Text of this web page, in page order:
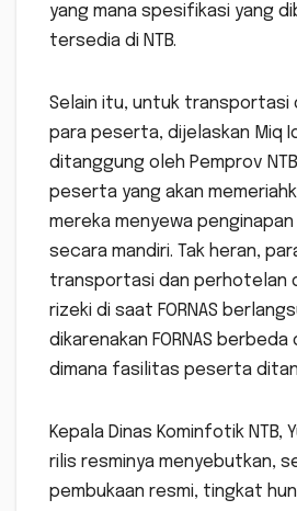
yang mana spesifikasi yang
tersedia di NTB.
Selain itu, untuk transportasi
para peserta, dijelaskan Miq
ditanggung oleh Pemprov
peserta yang akan
mereka menyewa
secara mandiri. Tak heran,
transportasi dan perhotelan
rizeki di saat FORNAS
dikarenakan FORNAS berbeda
dimana fasilitas peserta
Kepala Dinas Kominfotik NTB,
rilis resminya menyebutkan,
pembukaan resmi, tingkat